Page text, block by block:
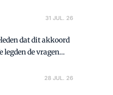
31 JUL. 26
dat dit akkoord
legden de vragen
28 JUL. 26